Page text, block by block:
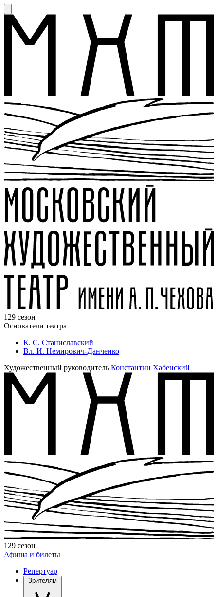
129 сезон
Основатели театра
К. С. Станиславский
Вл. И. Немирович-Данченко
Художественный руководитель Константин Хабенский
129 сезон
Афиша и билеты
Репертуар
Зрителям